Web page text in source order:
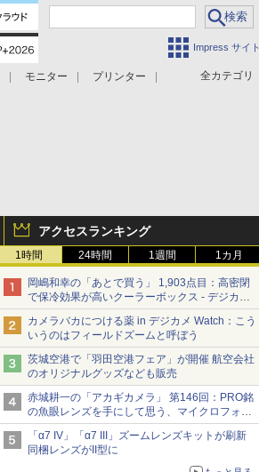
Impress サイト
全カテゴリ
モニター
プリンター
アクセスランキング
1時間 24時間 1週間 1カ月
岡嶋和幸の「あとで買う」 1,903点目：高密閉
で保冷効果が高いクーラーボックス - デジカメ
Watch
カメラバカにつける薬 in デジカメ Watch：こう
いうのはフィールドズームと呼ぼう
茨城空港で「羽田空港フェア」が開催 航空会社
のオリジナルグッズなども販売
赤城耕一の「アカギカメラ」 第146回：PRO銘
の魚眼レンズを手にして思う、マイクロフォー
サーズへの期待と可能性
「α7 IV」「α7 III」ズームレンズキットが刷新
同梱レンズがII型に